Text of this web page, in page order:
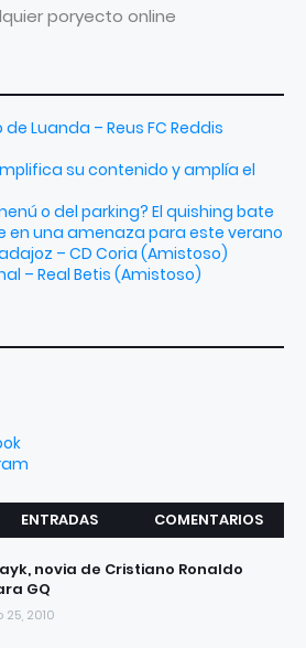
poryecto online
Luanda – Reus FC Reddis
su contenido y amplía el
o del parking? El quishing bate
en una amenaza para este verano
– CD Coria (Amistoso)
– Real Betis (Amistoso)
ENTRADAS
COMENTARIOS
novia de Cristiano Ronaldo
GQ
2010